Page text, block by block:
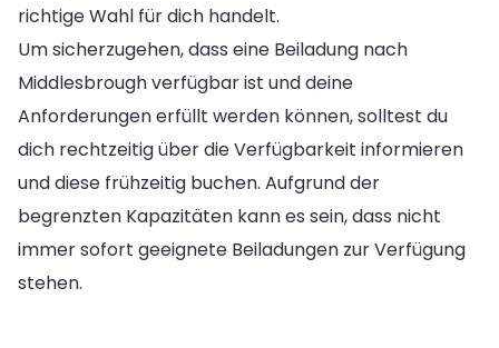
richtige Wahl für dich handelt.
Um sicherzugehen, dass eine Beiladung nach
Middlesbrough verfügbar ist und deine
Anforderungen erfüllt werden können, solltest du
dich rechtzeitig über die Verfügbarkeit informieren
und diese frühzeitig buchen. Aufgrund der
begrenzten Kapazitäten kann es sein, dass nicht
immer sofort geeignete Beiladungen zur Verfügung
stehen.